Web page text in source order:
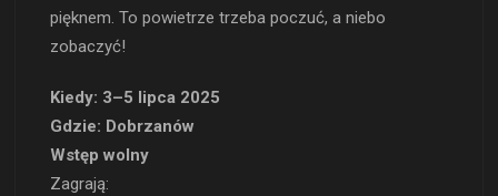
pięknem. To powietrze trzeba poczuć, a niebo
zobaczyć!
Kiedy: 3–5 lipca 2025
Gdzie: Dobrzanów
Wstęp wolny
Zagrają: